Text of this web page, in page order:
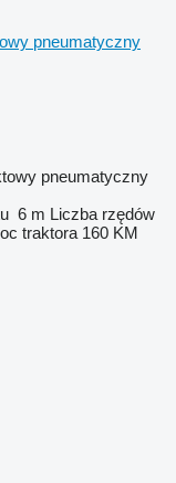
pneumatyczny
pneumatyczny
6 m Liczba rzędów
traktora 160 KM